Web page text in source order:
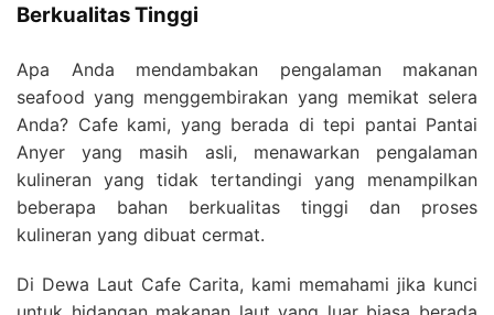
Berkualitas Tinggi
Apa Anda mendambakan pengalaman makanan
seafood yang menggembirakan yang memikat selera
Anda? Cafe kami, yang berada di tepi pantai Pantai
Anyer yang masih asli, menawarkan pengalaman
kulineran yang tidak tertandingi yang menampilkan
beberapa bahan berkualitas tinggi dan proses
kulineran yang dibuat cermat.
Di Dewa Laut Cafe Carita, kami memahami jika kunci